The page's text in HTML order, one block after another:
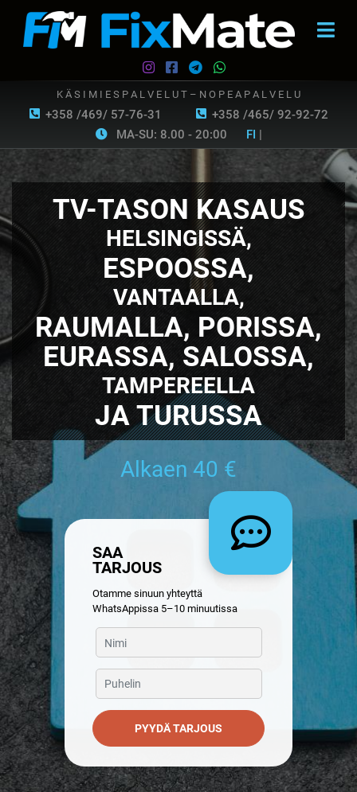
+358 /469/ 57-76-31 +358 /465/ 92-92-72
K Ä S I M I E S P A L V E L U T – N O P E A P A L V E L U
MA-SU: 8.00 - 20:00 FI |
TV-TASON KASAUS
HELSINGISSÄ,
ESPOOSSA,
VANTAALLA,
RAUMALLA, PORISSA,
EURASSA, SALOSSA,
TAMPEREELLA
JA TURUSSA
Alkaen 40 €
SAA
TARJOUS
Otamme sinuun yhteyttä
WhatsAppissa 5–10 minuutissa
PYYDÄ TARJOUS